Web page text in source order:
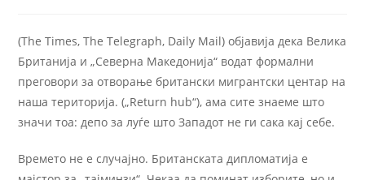
(The Times, The Telegraph, Daily Mail) објавија дека Велика
Британија и „Северна Македонија“ водат формални
преговори за отворање британски мигрантски центар на
наша територија. („Return hub“), ама сите знаеме што
значи тоа: депо за луѓе што Западот не ги сака кај себе.
Времето не е случајно. Британската дипломатија е